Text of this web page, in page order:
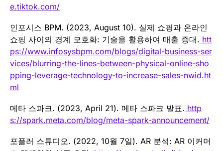
e.tiktok.com/
인포시스 BPM. (2023, August 10). 실제 쇼핑과 온라인
쇼핑 사이의 경계 모호화: 기술을 활용하여 매출 증대. htt
ps://www.infosysbpm.com/blogs/digital-business-ser
vices/blurring-the-lines-between-physical-online-sho
pping-leverage-technology-to-increase-sales-nwid.ht
ml
메타 스파크. (2023, April 21). 메타 스파크 발표. http
s://spark.meta.com/blog/meta-spark-announcement/
포플러 스튜디오. (2022, 10월 7일). AR 분석: AR 이커머